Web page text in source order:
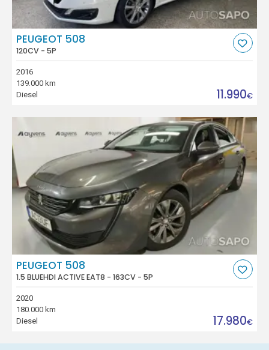
PEUGEOT 508
120CV - 5P
2016
139.000 km
Diesel
11.990€
PEUGEOT 508
1.5 BLUEHDI ACTIVE EAT8 - 163CV - 5P
2020
180.000 km
Diesel
17.980€